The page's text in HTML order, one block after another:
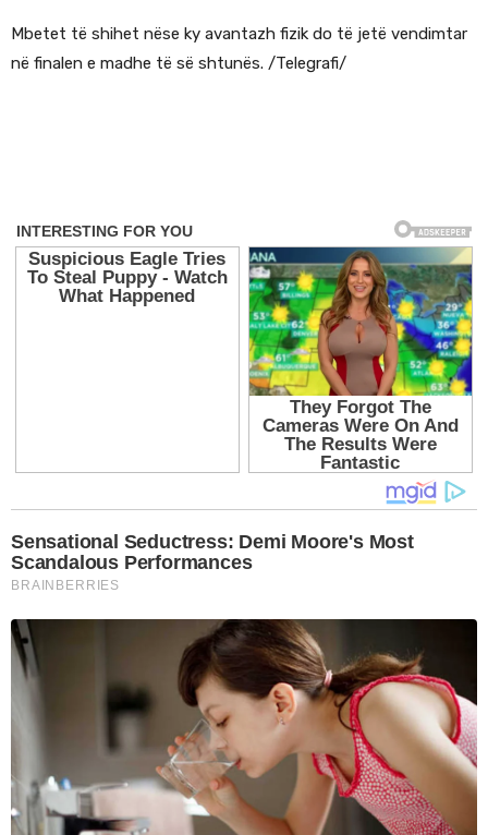
Mbetet të shihet nëse ky avantazh fizik do të jetë vendimtar
në finalen e madhe të së shtunës. /Telegrafi/